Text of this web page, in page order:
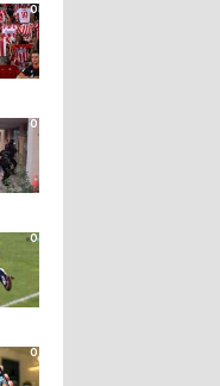
0
0
0
0